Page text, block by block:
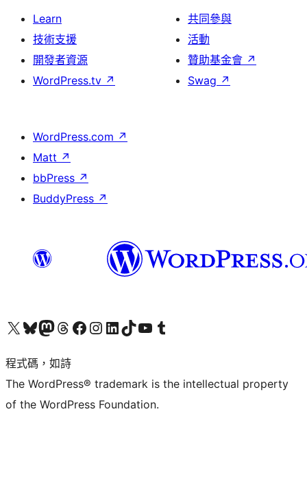
Learn
技術支援
開發者資源
WordPress.tv ↗
共同參與
活動
贊助基金會 ↗
Swag ↗
WordPress.com ↗
Matt ↗
bbPress ↗
BuddyPress ↗
查看我們的 X (之前的 Twitter) 帳號造訪我們的 Bluesky 帳號造訪我們的 Mastodon 帳號造訪我們的 Threads 帳號 造訪我們的 Facebook 粉絲專頁Visit our Instagram account
Visit our LinkedIn account
造訪我們的 TikTok 帳號Visit our YouTube channel
造訪我們的 Tumblr 帳號
程式碼，如詩
The WordPress® trademark is the intellectual property
of the WordPress Foundation.